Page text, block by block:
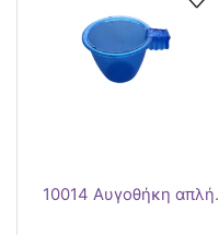
10014 Αυγοθήκη απλή.